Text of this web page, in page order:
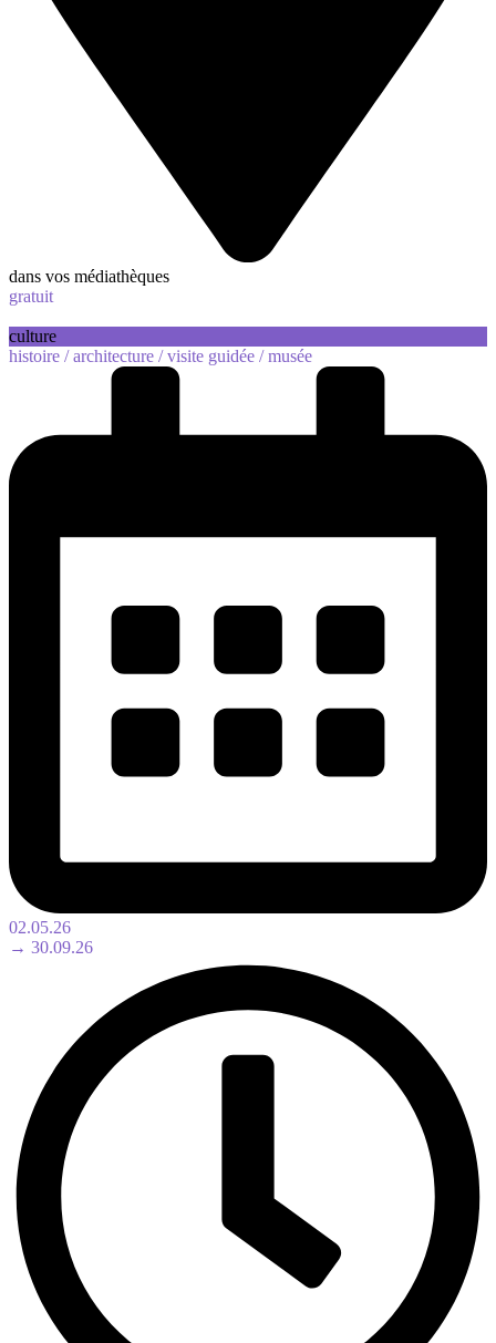
dans vos médiathèques
gratuit
culture
histoire /architecture /visite guidée /musée
02.05.26
→ 30.09.26